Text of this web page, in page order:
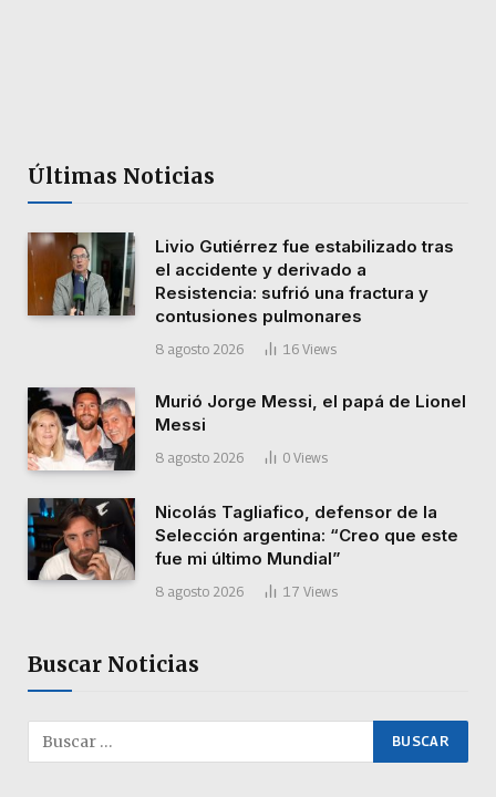
Últimas Noticias
Livio Gutiérrez fue estabilizado tras
el accidente y derivado a
Resistencia: sufrió una fractura y
contusiones pulmonares
8 agosto 2026 16 Views
Murió Jorge Messi, el papá de Lionel
Messi
8 agosto 2026 0 Views
Nicolás Tagliafico, defensor de la
Selección argentina: “Creo que este
fue mi último Mundial”
8 agosto 2026 17 Views
Buscar Noticias